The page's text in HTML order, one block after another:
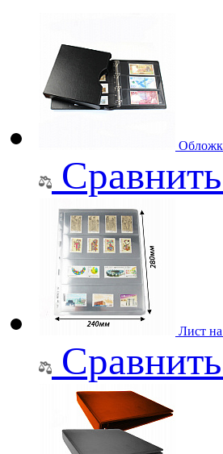
Сравнить
Лист
Сравнить